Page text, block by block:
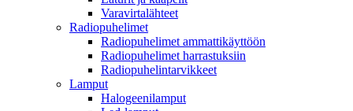
Varavirtalähteet
Radiopuhelimet
Radiopuhelimet ammattikäyttöön
Radiopuhelimet harrastuksiin
Radiopuhelintarvikkeet
Lamput
Halogeenilamput